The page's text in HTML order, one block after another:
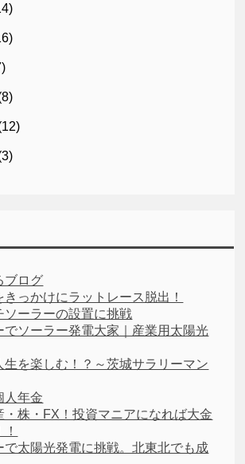
ブログ
っかけにラットレース脱出！
ソーラーの設置に挑戦
でソーラー発電大家｜産業用太陽光
生を楽しむ！？～茨城サラリーマン
人年金
・株・FX！投資マニアになれば大金
で太陽光発電に挑戦。北東北でも成